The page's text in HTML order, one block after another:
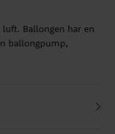
Ballongen har en
ballongpump,